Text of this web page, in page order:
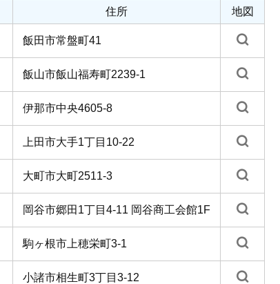
住所 地図
飯田市常盤町41
飯山市飯山福寿町2239-1
伊那市中央4605-8
上田市大手1丁目10-22
大町市大町2511-3
岡谷市郷田1丁目4-11 岡谷商工会館1F
駒ヶ根市上穂栄町3-1
小諸市相生町3丁目3-12